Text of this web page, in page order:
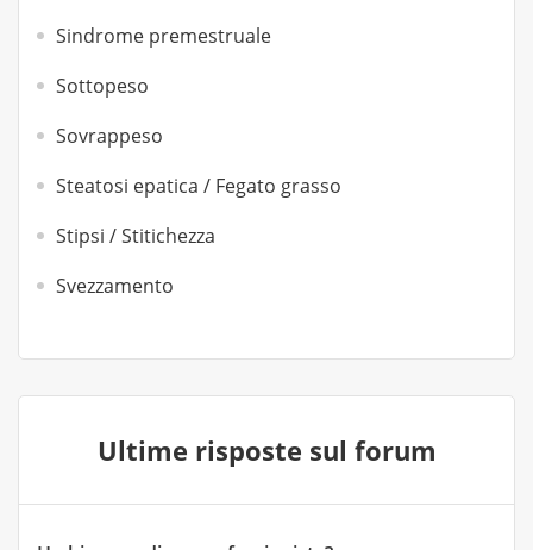
Sindrome premestruale
Sottopeso
Sovrappeso
Steatosi epatica / Fegato grasso
Stipsi / Stitichezza
Svezzamento
Ultime risposte sul forum